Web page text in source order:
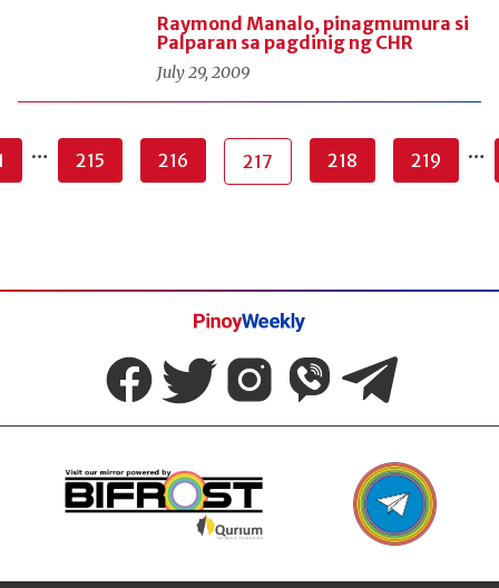
Raymond Manalo, pinagmumura si
Palparan sa pagdinig ng CHR
July 29, 2009
… 215 216 217 218 219 …
Pinoy
Weekly